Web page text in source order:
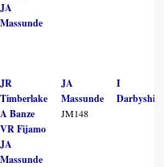
JA
Massunde
JR
Timberlake
A Banze
VR Fijamo
JA
Massunde
JA
Massunde
JM148
I
Darbyshire